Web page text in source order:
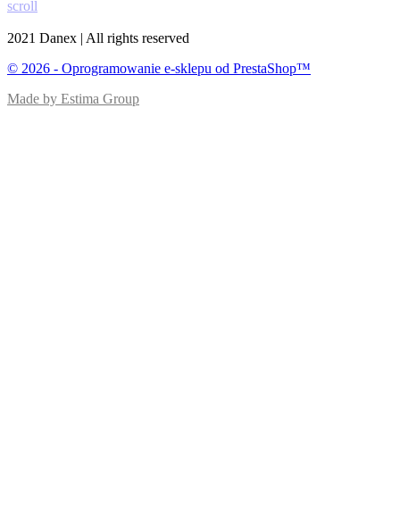
scroll
2021 Danex | All rights reserved
© 2026 - Oprogramowanie e-sklepu od PrestaShop™
Made by Estima Group